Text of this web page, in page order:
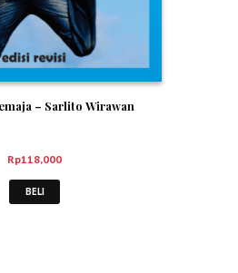
– Sarlito Wirawan
Rp118,000
BELI